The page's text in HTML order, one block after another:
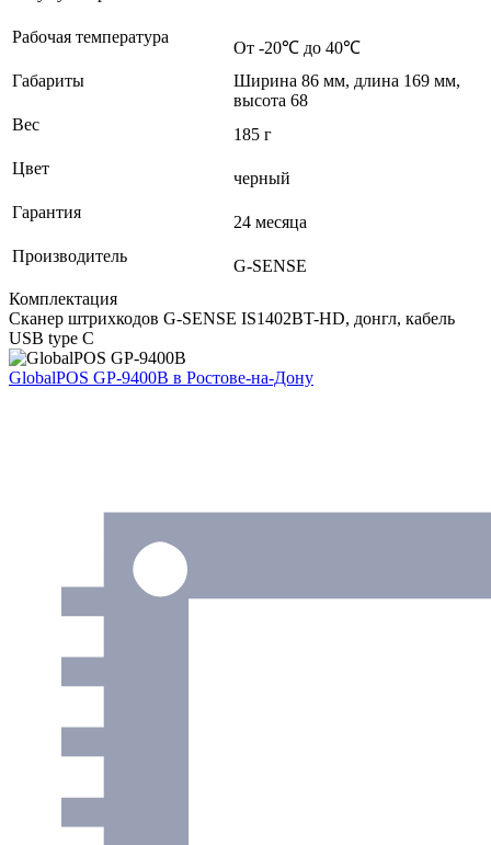
Рабочая температура
От -20℃ до 40℃
Габариты
Ширина 86 мм, длина 169 мм,
высота 68
Вес
185 г
Цвет
черный
Гарантия
24 месяца
Производитель
G-SENSE
Комплектация
Сканер штрихкодов G-SENSE IS1402BT-HD, донгл, кабель
USB type C
GlobalPOS GP-9400B в Ростове-на-Дону